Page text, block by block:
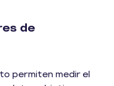
de
permiten medir el